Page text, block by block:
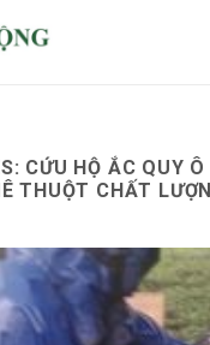
CỨU HỘ ẮC QUY
THUỘT CHẤT